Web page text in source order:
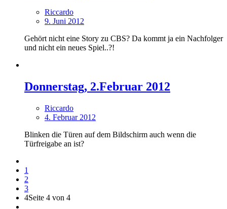
Riccardo
9. Juni 2012
Gehört nicht eine Story zu CBS? Da kommt ja ein Nachfolger
und nicht ein neues Spiel..?!
Donnerstag, 2.Februar 2012
Riccardo
4. Februar 2012
Blinken die Türen auf dem Bildschirm auch wenn die
Türfreigabe an ist?
1
2
3
4Seite 4 von 4